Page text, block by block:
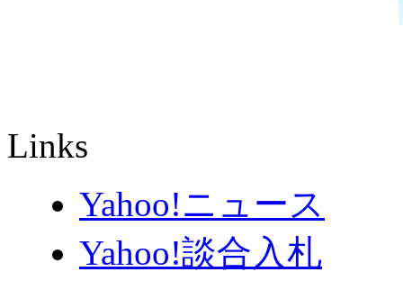
Links
Yahoo!ニュース
Yahoo!談合入札